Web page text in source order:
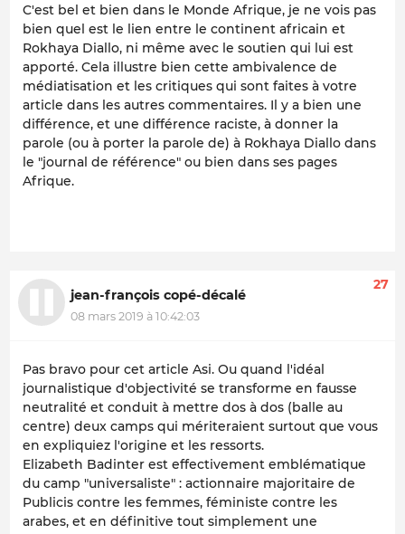
C'est bel et bien dans le Monde Afrique, je ne vois pas
bien quel est le lien entre le continent africain et
Rokhaya Diallo, ni même avec le soutien qui lui est
apporté. Cela illustre bien cette ambivalence de
médiatisation et les critiques qui sont faites à votre
article dans les autres commentaires. Il y a bien une
différence, et une différence raciste, à donner la
parole (ou à porter la parole de) à Rokhaya Diallo dans
le "journal de référence" ou bien dans ses pages
Afrique.
jean-françois copé-décalé
08 mars 2019 à 10:42:03
27
Pas bravo pour cet article Asi. Ou quand l'idéal
journalistique d'objectivité se transforme en fausse
neutralité et conduit à mettre dos à dos (balle au
centre) deux camps qui mériteraient surtout que vous
en expliquiez l'origine et les ressorts.
Elizabeth Badinter est effectivement emblématique
du camp "universaliste" : actionnaire majoritaire de
Publicis contre les femmes, féministe contre les
arabes, et en définitive tout simplement une